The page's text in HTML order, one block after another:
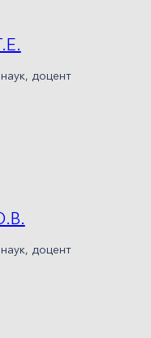
доцент
доцент